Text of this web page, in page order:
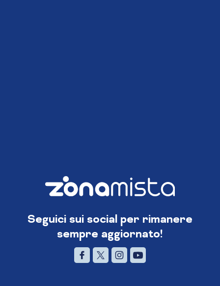
Seguici sui social per rimanere
sempre aggiornato!